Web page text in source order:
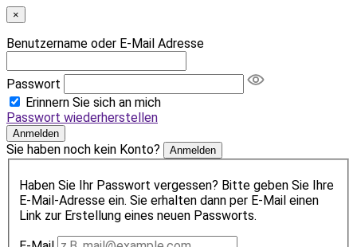
×
Benutzername oder E-Mail Adresse
Passwort
Erinnern Sie sich an mich
Passwort wiederherstellen
Anmelden
Sie haben noch kein Konto? Anmelden
Haben Sie Ihr Passwort vergessen? Bitte geben Sie Ihre
E-Mail-Adresse ein. Sie erhalten dann per E-Mail einen
Link zur Erstellung eines neuen Passworts.